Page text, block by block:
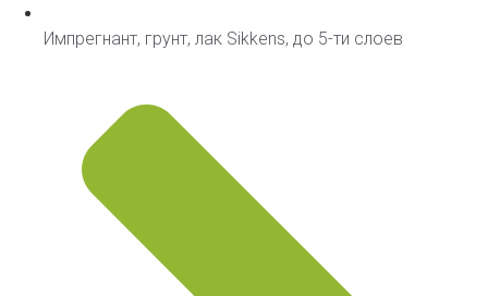
Импрегнант, грунт, лак Sikkens, до 5-ти слоев